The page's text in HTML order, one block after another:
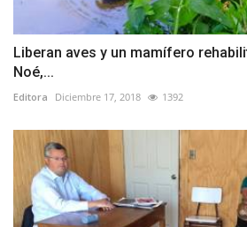
Liberan aves y un mamífero
Noé,...
Editora Diciembre 17, 2018 1392